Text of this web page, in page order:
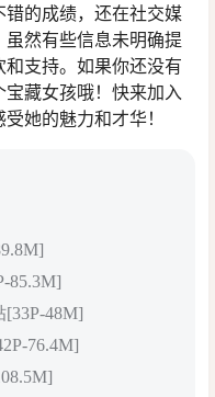
的成绩，还在社交媒
然有些信息未明确提
支持。如果你还没有
藏女孩哦！快来加入
她的魅力和才华！
85.3M]
[33P-48M]
76.4M]